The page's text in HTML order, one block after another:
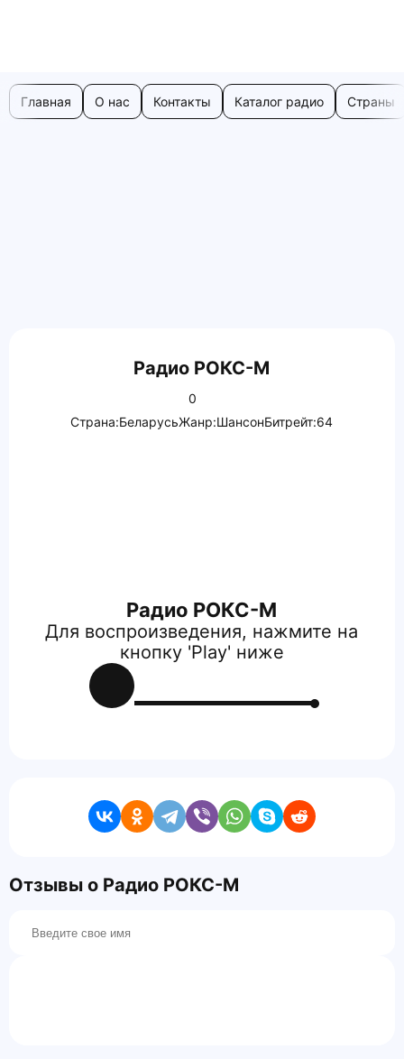
Главная О нас Контакты Каталог радио Страны
Радио РОКС-М
0
Страна:БеларусьЖанр:ШансонБитрейт:64
Радио РОКС-М
Для воспроизведения, нажмите на
кнопку 'Play' ниже
Отзывы о Радио РОКС-М